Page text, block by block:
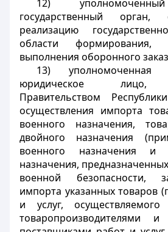
12)
государственный орган,
реализацию
области
выполнения оборонного
13) уполномоченная
юридическое лицо,
Правительством
осуществления импорта
военного назначения,
двойного назначения
военного назначения и
назначения,
военной безопасности,
импорта указанных товаров
и услуг, осуществляемого
товаропроизводителями и